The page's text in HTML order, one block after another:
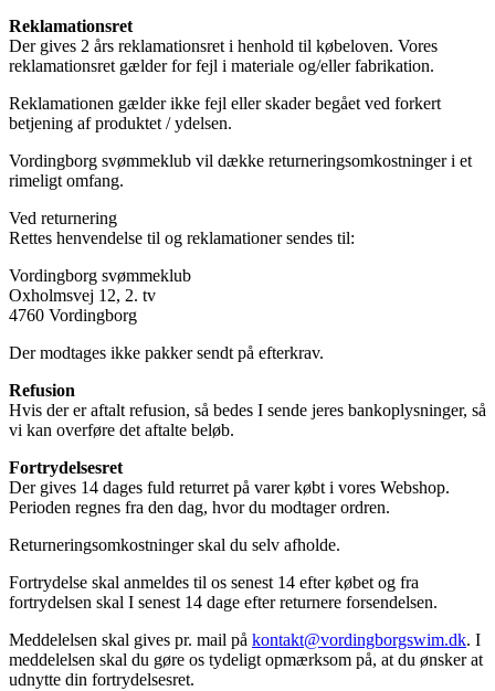
Reklamationsret
Der gives 2 års reklamationsret i henhold til købeloven. Vores
reklamationsret gælder for fejl i materiale og/eller fabrikation.
Reklamationen gælder ikke fejl eller skader begået ved forkert
betjening af produktet / ydelsen.
Vordingborg svømmeklub vil dække returneringsomkostninger i et
rimeligt omfang.
Ved returnering
Rettes henvendelse til og reklamationer sendes til:
Vordingborg svømmeklub
Oxholmsvej 12, 2. tv
4760 Vordingborg
Der modtages ikke pakker sendt på efterkrav.
Refusion
Hvis der er aftalt refusion, så bedes I sende jeres bankoplysninger, så
vi kan overføre det aftalte beløb.
Fortrydelsesret
Der gives 14 dages fuld returret på varer købt i vores Webshop.
Perioden regnes fra den dag, hvor du modtager ordren.
Returneringsomkostninger skal du selv afholde.
Fortrydelse skal anmeldes til os senest 14 efter købet og fra
fortrydelsen skal I senest 14 dage efter returnere forsendelsen.
Meddelelsen skal gives pr. mail på kontakt@vordingborgswim.dk. I
meddelelsen skal du gøre os tydeligt opmærksom på, at du ønsker at
udnytte din fortrydelsesret.